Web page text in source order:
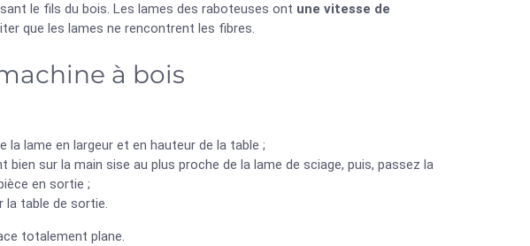
le fils du bois. Les lames des raboteuses ont une vitesse de
que les lames ne rencontrent les fibres.
à bois
la lame en largeur et en hauteur de la table ;
bien sur la main sise au plus proche de la lame de sciage, puis, passez la
en sortie ;
la table de sortie.
totalement plane.